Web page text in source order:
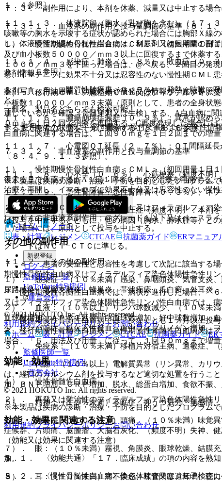
１．４参照〕。
１１．１．３． 体液貯留（胸水（乳び胸を含む）（１７．
咳嗽等の胸水を示唆する症状が認められた場合には胸部Ｘ線
し、体液貯留が認められた場合には、利尿剤又は短期間の副
１１．１．４． 感染症：肺炎（１．８％）、敗血症（０．
９．１．６参照〕。
１１．１．５． 間質性肺疾患（０．９％）：発熱、咳嗽、
と。
１１．１．６． 腫瘍崩壊症候群（０．９％）：異常が認め
するまで患者の状態を十分に観察すること〔８．６参照〕。
１１．１．７． 心電図ＱＴ延長（２．７％）：ＱＴ間隔延
〔８．４、９．１．３参照〕。
１１．１．８． 心不全（０．６％）、心筋梗塞（頻度不明）
１１．１．９． 急性腎障害：急性腎障害（０．３％）、ネ
１１．１．１０． 肺動脈性肺高血圧症（頻度不明）：本剤
は投与を中止するとともに、他の病因（胸水、肺水腫等）と
その他の副作用
１１．２． その他の副作用
１）． 感染症：（１０％未満）感染、鼻咽頭炎、気管支炎
尿路感染、気管支肺炎、蜂巣炎、帯状疱疹、爪白癬、外耳炎
２）． 血液：（１０％以上）リンパ球数減少、（１０％未
血球数増加、ＡＰＴＴ延長、白血球数増加、好中球数増加、
少、リンパ節症、鉄欠乏性貧血、血中フィブリノゲン増加、
３）． 免疫系：（１０％未満）移植片対宿主病、過敏症、（
４）． 代謝：（１０％以上）電解質異常（リン異常、カリ
は、経口のカルシウム剤を投与するなど適切な処置を行うこ
加、ＢＮＰ増加、ＣＲＰ増加、脱水、総蛋白増加、食欲不振
５）． 精神：（１０％未満）不眠症、抑うつ気分、無感情
６）． 神経系：（１０％以上）頭痛、（１０％未満）味覚
症候群、片頭痛、脳腫瘤、大脳石灰化、（頻度不明）失神、
７）． 眼：（１０％未満）霧視、角膜炎、眼球乾燥、結膜
加。
８）． 耳：（１０％未満）耳不快感、耳管閉塞、耳鳴、聴
７．３． 副作用により、本剤を休薬、減量又は中止する場
７．３．１． 血液系の副作用と投与量調節の基準〔８．１、
１）． 慢性期慢性骨髄性白血病＜ＣＭＬ＞（初回用量１日
及び血小板数５００００／ｍｍ３以上に回復するまで休薬す
１０００／ｍｍ３を下回った場合は、@へ戻る、２回目の発
し、イマチニブに効果不十分又は忍容性のない慢性期ＣＭＬ患
２）． 移行期ＣＭＬ、急性期ＣＭＬ又はフィラデルフィア
小板数１００００／ｍｍ３未満（原則として、患者の全身状
連しているかを確認（骨髄穿刺又は生検）する、A白血病に
０ｍｇを１日２回で治療を再開する、C再度発現した場合に
白血病に関連する場合は、１回９０ｍｇを１日２回までの増
７．３．２． 非血液系の副作用と投与量調節の基準
１）． 慢性期慢性骨髄性白血病＜ＣＭＬ＞（初回用量１日
復するまで休薬する、A１日１回８０ｍｇで治療を再開する
治療を再開し、イマチニブに効果不十分又は忍容性のない慢
２）． 移行期ＣＭＬ、急性期ＣＭＬ又はフィラデルフィア
レード４の非血液系副作用；@グレード１以下又はベースラ
した場合には、原則として投与を中止する。
グレードはＮＣＩ−ＣＴＣに準じる。
７．４． 患者の安全性と忍容性を考慮して次記に該当する
期慢性骨髄性白血病又はフィラデルフィア染色体陽性急性リ
・ 慢性期慢性骨髄性白血病では、病状が進行した場合、「
又はフィラデルフィア染色体陽性急性リンパ性白血病では、
・ 慢性期慢性骨髄性白血病では、少なくとも１ヵ月以上投
き、移行期慢性骨髄性白血病、急性期慢性骨髄性白血病又は
場合、「６．用法及び用量」に従って、１回９０ｍｇまで増
効能・効果
１）． 慢性骨髄性白血病。
２）． 再発又は難治性のフィラデルフィア染色体陽性急性
効能・効果に関連する注意
（効能又は効果に関連する注意）
５．１． 〈効能共通〉「１７．臨床成績」の項の内容を熟
５．２． 〈慢性骨髄性白血病〉染色体検査又は遺伝子検査
薬剤情報
薬剤写真、用法用量、効能効果や後発品の情報が一度に参照
一般名、製品名どちらでも検索可能！
※ ご使用いただく際に、必ず最新の添付文書および安全性情
※本製品は疾病の診断・治療・予防を目的としたプログラム
ホーム
ノート
表・計算
レジメン CTCAE 抗菌薬ガイド ERマニュア
新規登録
ログイン
監修医師一覧
UpToDate特別割引
運営会社
© 2021 HOKUTO Inc. All rights reserved.
利用規約プライバシーポリシーお問い合わせ
ホーム
表・計算 レジメン CTCAE 抗菌薬ガイド ER
監修医師一覧
UpToDate特別割引
運営会社
© 2021 HOKUTO Inc. All rights reserved.
※本製品は疾病の診断・治療・予防を目的としたプログラムで
利用規約プライバシーポリシーお問い合わせ